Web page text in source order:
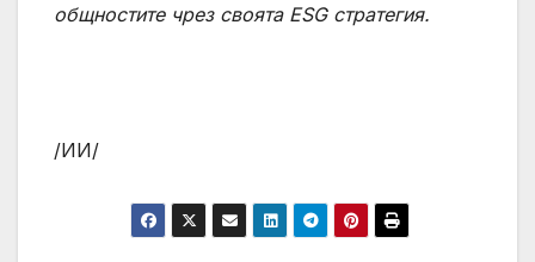
общностите чрез своята ESG стратегия.
/ИИ/